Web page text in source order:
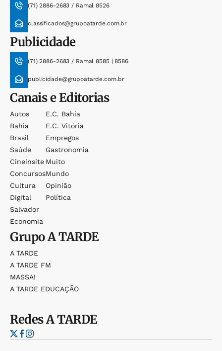
(71) 2886-2683 / Ramal 8526
classificados@grupoatarde.com.br
Publicidade
(71) 2886-2683 / Ramal 8585 | 8586
publicidade@grupoatarde.com.br
Canais e Editorias
Autos
Bahia
Brasil
Saúde
Cineinsite
Concursos
Cultura
Digital
Salvador
Economia
E.c. Bahia
E.c. Vitória
Empregos
Gastronomia
Muito
Mundo
Opinião
Política
GrupoA TARDE
A TARDE
A TARDE FM
MASSA!
A TARDE EDUCAÇÃO
RedesA TARDE